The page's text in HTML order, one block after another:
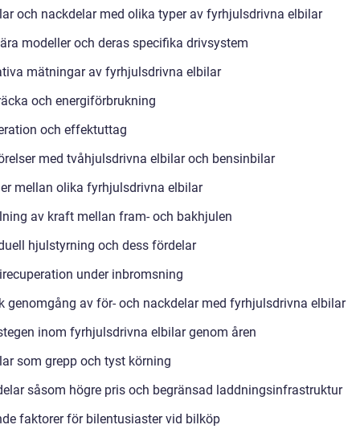
och nackdelar med olika typer av fyrhjulsdrivna elbilar
modeller och deras specifika drivsystem
mätningar av fyrhjulsdrivna elbilar
och energiförbrukning
och effektuttag
med tvåhjulsdrivna elbilar och bensinbilar
mellan olika fyrhjulsdrivna elbilar
av kraft mellan fram- och bakhjulen
hjulstyrning och dess fördelar
under inbromsning
genomgång av för- och nackdelar med fyrhjulsdrivna elbilar
inom fyrhjulsdrivna elbilar genom åren
som grepp och tyst körning
såsom högre pris och begränsad laddningsinfrastruktur
faktorer för bilentusiaster vid bilköp